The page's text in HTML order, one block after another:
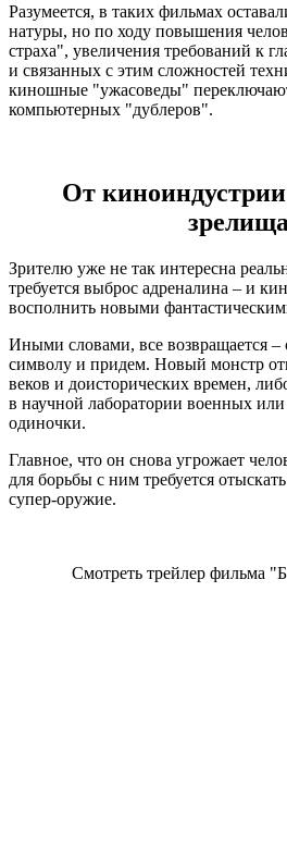
Разумеется, в таких фильмах
натуры, но по ходу повышения
страха", увеличения требований к
и связанных с этим сложностей
киношные "ужасоведы"
компьютерных "дублеров".
От
зрелища
Зрителю уже не так интересна
требуется выброс адреналина – и
восполнить новыми
Иными словами, все возвращается –
символу и придем. Новый монстр
веков и доисторических времен,
в научной лаборатории военных или
одиночки.
Главное, что он снова угрожает
для борьбы с ним требуется
супер-оружие.
Смотреть трейлер фильма